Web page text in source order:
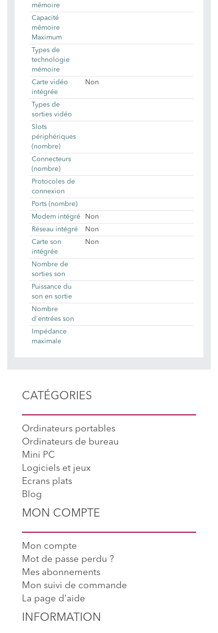
mémoire
Capacité
mémoire
Maximum
Types de
technologie
mémoire
Carte vidéo
intégrée
Non
Types de
sorties vidéo
Slots
périphériques
(nombre)
Connecteurs
(nombre)
Protocoles de
connexion
Ports (nombre)
Modem intégré
Non
Réseau intégré
Non
Carte son
intégrée
Non
Nombre de
sorties son
Puissance du
son en sortie
Nombre
d'entrées son
Impédance
maximale
CATÉGORIES
Ordinateurs portables
Ordinateurs de bureau
Mini PC
Logiciels et jeux
Ecrans plats
Blog
MON COMPTE
Mon compte
Mot de passe perdu ?
Mes abonnements
Mon suivi de commande
La page d'aide
INFORMATION